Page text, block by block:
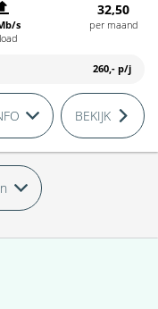
s
32,50
per maand
260,- p/j
BEKIJK